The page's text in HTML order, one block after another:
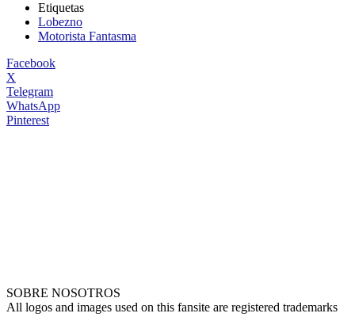
Etiquetas
Lobezno
Motorista Fantasma
Facebook
X
Telegram
WhatsApp
Pinterest
SOBRE NOSOTROS
All logos and images used on this fansite are registered trademarks